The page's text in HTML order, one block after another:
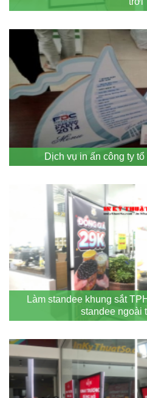
Dịch vụ in ấn công ty
Làm standee khung sắt
standee ngoài